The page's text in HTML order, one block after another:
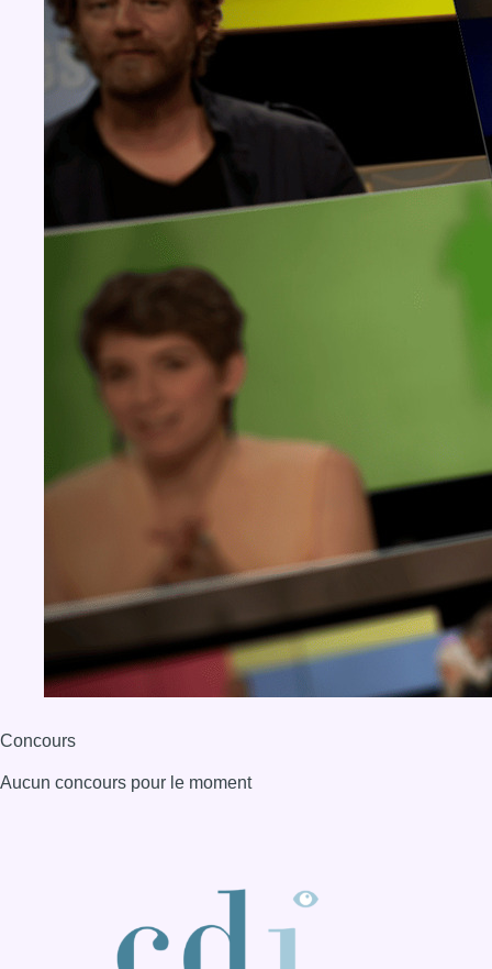
Concours
Aucun concours pour le moment